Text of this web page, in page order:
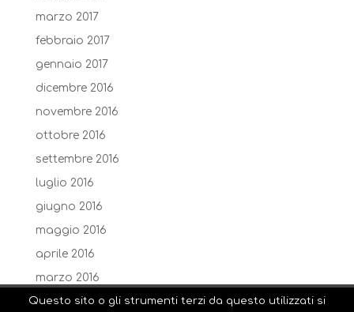
marzo 2017
febbraio 2017
gennaio 2017
dicembre 2016
novembre 2016
ottobre 2016
settembre 2016
luglio 2016
giugno 2016
maggio 2016
aprile 2016
marzo 2016
febbraio 2016
Questo sito o gli strumenti terzi da questo utilizzati si